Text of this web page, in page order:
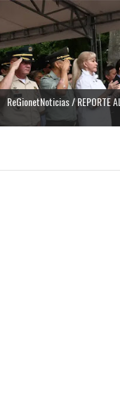
ReGionetNoticias / REPORTE